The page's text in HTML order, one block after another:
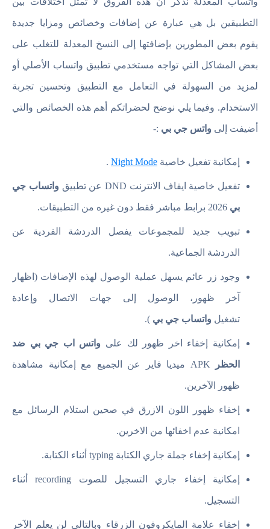
التطبيقين بل هي عبارة عن إضافات وخصائص ومزايا جديدة
يقوم بعض المطورين بإضافتها إلى النسخ المعدلة للتغلب على
بعض المشاكل التي تواجه مستخدمي تطبيق واتساب الأصلي أو
لمزيد من السهولة في التعامل مع التطبيق وتحسين تجربة
الاستخدام. وفيما يلي نوضح لحضراتكم أهم هذه الخصائص والتي
أضيفت إلى واتس جي بي :-
إمكانية تفعيل خاصية Night Mode
.
تفعيل خاصية ايقاف الانترنت DND عن تطبيق واتساب جي
بي 2026 برابط مباشر فقط دون غيره من التطبيقات.
تبويب جديد للمجموعات يفصل الدردشة الفردية عن
الدردشة الجماعية.
وجود زر عائم يسهل عملية الوصول لهذه الإضافات (اظهار
آخر ظهور، الوصول إلى جهات الاتصال وإعادة
تشغيل واتساب جي بي ).
إمكانية إخفاء اخر ظهور لك على واتس اب جي بي ضد
الحظر APK ميديا فاير عن الجميع مع إمكانية مشاهدة
ظهور الآخرين.
إخفاء ظهور اللون الازرق في صحين استلام الرسائل مع
امكانية عدم اخفائها من الاخرين.
إمكانية إخفاء جملة جاري الكتابة typing أثناء الكتابة.
إمكانية إخفاء جاري التسجيل للصوت recording أثناء
التسجيل.
إخفاء علامة المايكروفون الزرقاء وبالتالي لن يعلم الآخر